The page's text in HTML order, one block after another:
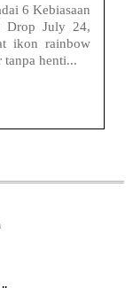
6 Kebiasaan
Drop July 24,
ikon rainbow
henti...